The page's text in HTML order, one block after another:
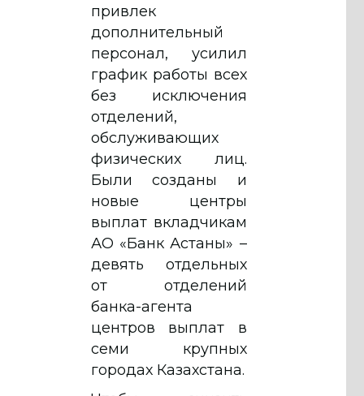
привлек
дополнительный
персонал, усилил
график работы всех
без исключения
отделений,
обслуживающих
физических лиц.
Были созданы и
новые центры
выплат вкладчикам
АО «Банк Астаны» –
девять отдельных
от отделений
банка-агента
центров выплат в
семи крупных
городах Казахстана.